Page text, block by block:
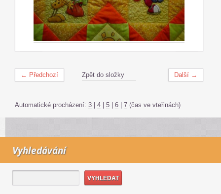
← Předchozí Další →
Zpět do složky
Automatické procházení: 3 4 5 6 7 (čas ve vteřinách)
Vyhledávání